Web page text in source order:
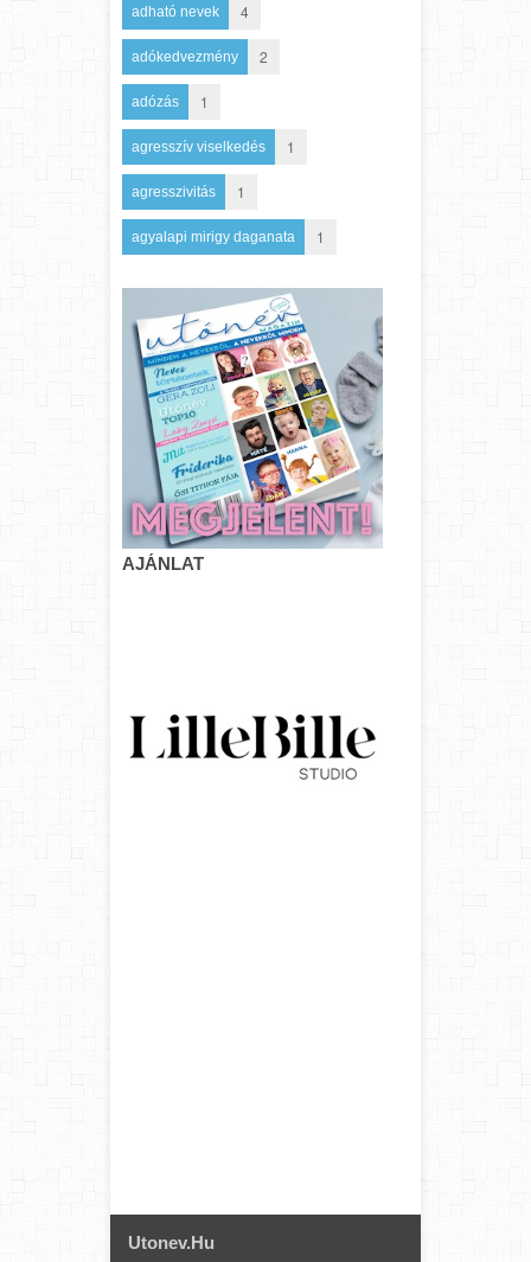
adható nevek 4
adókedvezmény 2
adózás 1
agresszív viselkedés 1
agresszivitás 1
agyalapi mirigy daganata 1
AJÁNLAT
Utonev.hu